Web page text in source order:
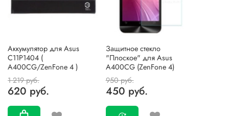
Аккумулятор для Asus
C11P1404 (
A400CG/ZenFone 4 )
1 219 руб.
620 руб.
Защитное стекло
"Плоское" для Asus
A400CG (ZenFone 4)
950 руб.
450 руб.